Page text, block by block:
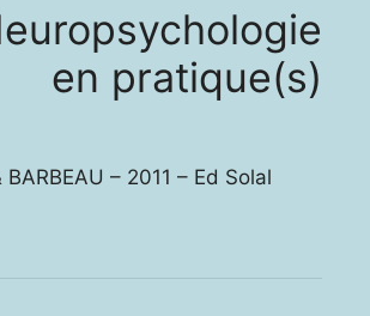
en pratique(s)
– 2011 – Ed Solal